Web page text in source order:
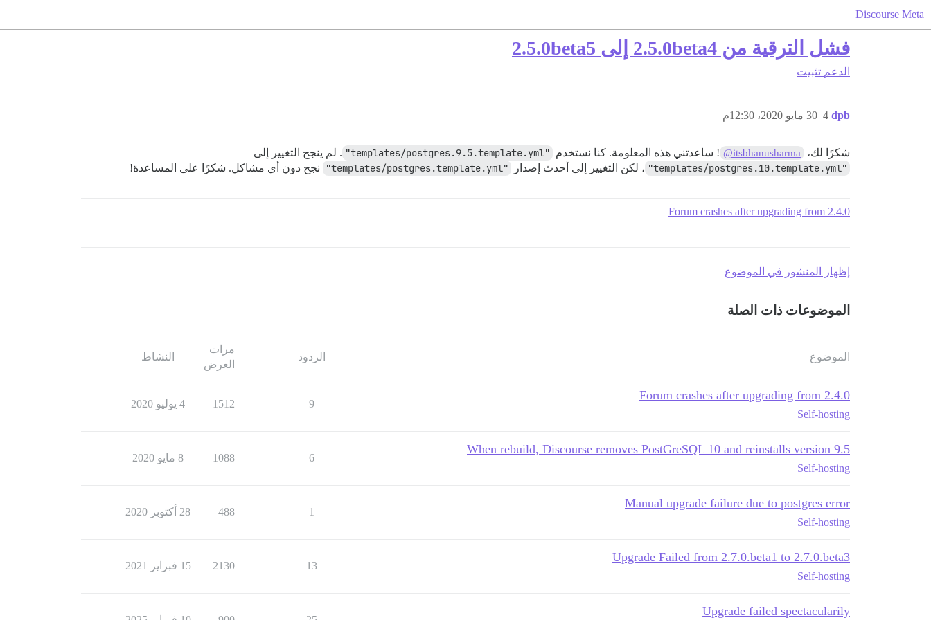
Discourse Meta
فشل الترقية من 2.5.0beta4 إلى 2.5.0beta5
الدعم تثبيت
dpb 30 مايو 2020، 12:30م 4
شكرًا لك، @itsbhanusharma ! ساعدتني هذه المعلومة. كنا نستخدم "templates/postgres.9.5.template.yml" . لم ينجح التغيير إلى
"templates/postgres.10.template.yml" ، لكن التغيير إلى أحدث إصدار "templates/postgres.template.yml" نجح دون أي مشاكل. شكرًا على المساعدة!
Forum crashes after upgrading from 2.4.0
إظهار المنشور في الموضوع
الموضوعات ذات الصلة
الموضوع الردود
مرات
العرض
النشاط
Forum crashes after upgrading from 2.4.0
Self-hosting
9
1512 4 يوليو 2020
When rebuild, Discourse removes PostGreSQL 10 and reinstalls version 9.5
Self-hosting
6
1088 8 مايو 2020
Manual upgrade failure due to postgres error
Self-hosting
1
488 28 أكتوبر 2020
Upgrade Failed from 2.7.0.beta1 to 2.7.0.beta3
Self-hosting
13
2130 15 فبراير 2021
Upgrade failed spectacularily